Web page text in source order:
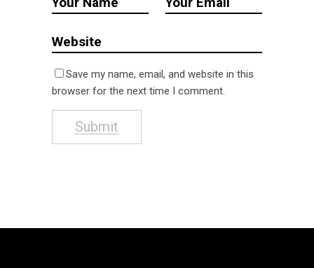
Save my name, email, and website in this
browser for the next time I comment.
Submit